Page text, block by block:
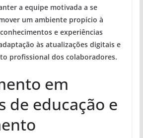
a equipe motivada a se
um ambiente propício à
e experiências
às atualizações digitais e
profissional dos colaboradores.
em
de educação e